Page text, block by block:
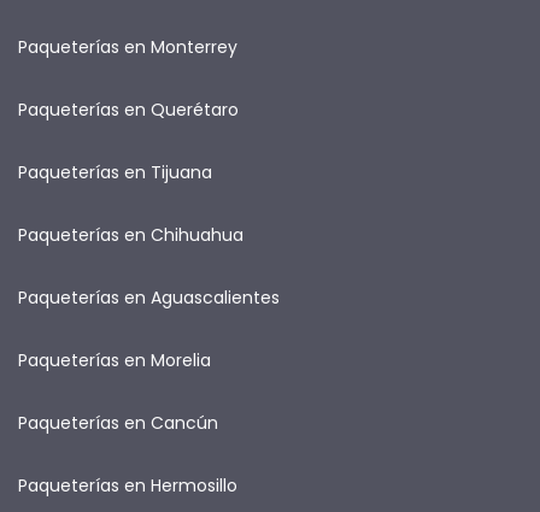
Paqueterías en Monterrey
Paqueterías en Querétaro
Paqueterías en Tijuana
Paqueterías en Chihuahua
Paqueterías en Aguascalientes
Paqueterías en Morelia
Paqueterías en Cancún
Paqueterías en Hermosillo